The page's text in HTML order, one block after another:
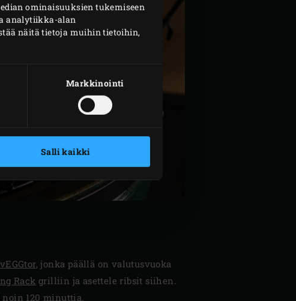
ominaisuuksien tukemiseen
analytiikka-alan
näitä tietoja muihin tietoihin,
Markkinointi
Salli kaikki
, jonka päällä on valutusvuoka
Rack grilliin ja asettele ribsit siihen.
noin 120 minuttia.